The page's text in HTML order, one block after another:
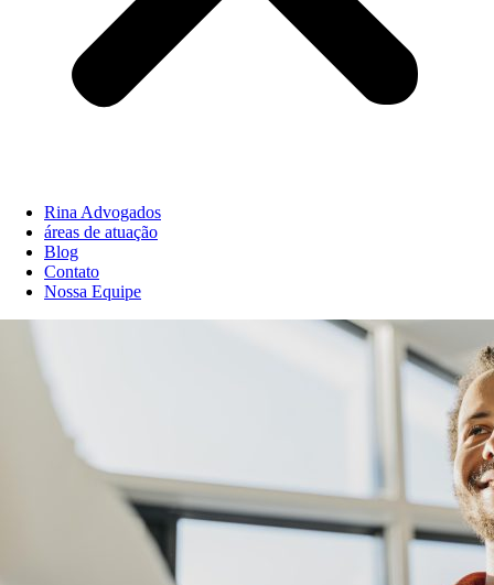
Rina Advogados
áreas de atuação
Blog
Contato
Nossa Equipe